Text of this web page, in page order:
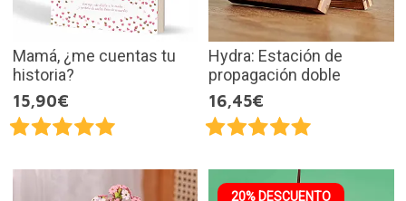
Mamá, ¿me cuentas tu
historia?
15,90€
Hydra: Estación de
propagación doble
16,45€
20% DESCUENTO